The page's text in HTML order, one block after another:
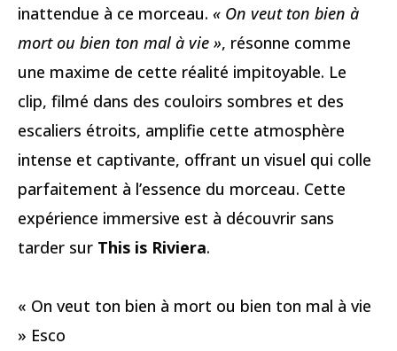
inattendue à ce morceau. « On veut ton bien à
mort ou bien ton mal à vie », résonne comme
une maxime de cette réalité impitoyable. Le
clip, filmé dans des couloirs sombres et des
escaliers étroits, amplifie cette atmosphère
intense et captivante, offrant un visuel qui colle
parfaitement à l’essence du morceau. Cette
expérience immersive est à découvrir sans
tarder sur This is Riviera.
« On veut ton bien à mort ou bien ton mal à vie
» Esco